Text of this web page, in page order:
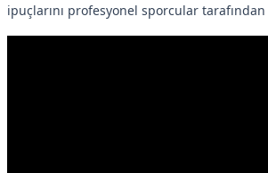
ipuçlarını profesyonel sporcular